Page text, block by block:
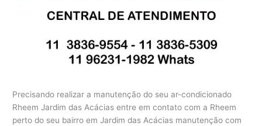
Precisando realizar a manutenção do seu ar-condicionado
Rheem Jardim das Acácias entre em contato com a Rheem
perto do seu bairro em Jardim das Acácias manutenção com